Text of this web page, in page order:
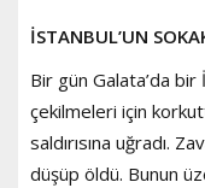
İSTANBUL’UN
Bir gün Galata’da
çekilmeleri için
saldırısına uğradı.
düşüp öldü. Bunun